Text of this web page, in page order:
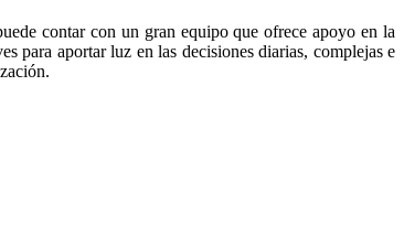
contar con un gran equipo que ofrece apoyo en la
para aportar luz en las decisiones diarias, complejas e